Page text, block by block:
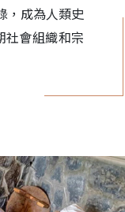
，成為人類史
社會組織和宗